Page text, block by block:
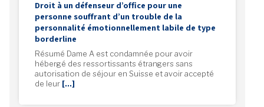
Droit à un défenseur d’office pour une
personne souffrant d’un trouble de la
personnalité émotionnellement labile de type
borderline
Résumé Dame A est condamnée pour avoir
hébergé des ressortissants étrangers sans
autorisation de séjour en Suisse et avoir accepté
de leur […]